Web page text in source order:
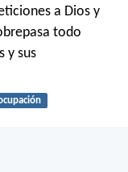
a Dios y
todo
y sus